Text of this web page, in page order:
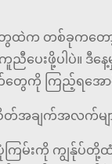
မှုတွေထဲက တစ်ခုကတ
ပေးဖို့ပါပဲ။ ဒီန
ေကို ကြည့်ရအော
စိတ်အချက်အလက်မ
းကို ကျွန်ုပ်တို့ထံ ပ